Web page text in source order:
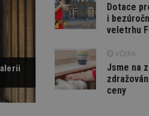
Dotace
i
veletrhu
VČERA
Jsme na
ceny